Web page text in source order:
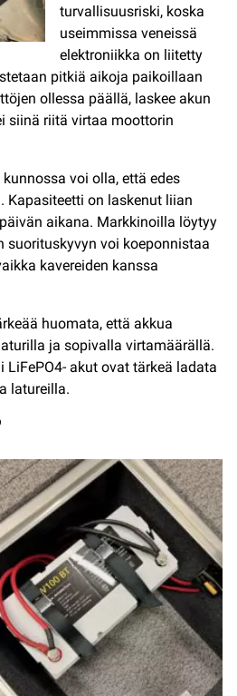
turvallisuusriski, koska
useimmissa veneissä
elektroniikka on liitetty
pitkiä aikoja paikoillaan
ollessa päällä, laskee akun
siinä riitä virtaa moottorin
voi olla, että edes
Kapasiteetti on laskenut liian
aikana. Markkinoilla löytyy
suorituskyvyn voi koeponnistaa
kavereiden kanssa
huomata, että akkua
ja sopivalla virtamäärällä.
LiFePO4- akut ovat tärkeä ladata
latureilla.